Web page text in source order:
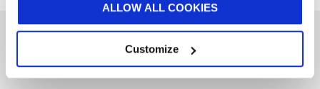
ALLOW ALL COOKIES
Customize